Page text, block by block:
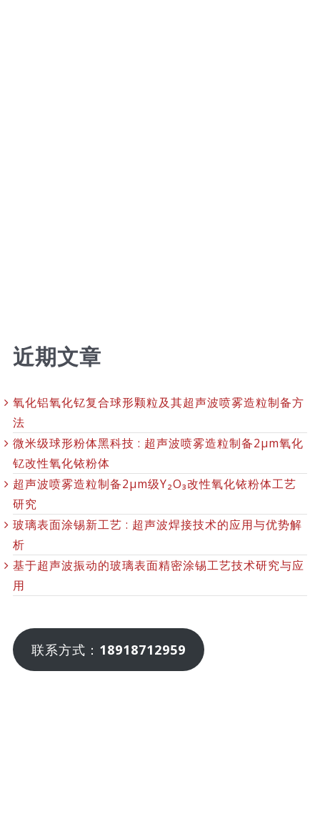
近期文章
氧化铝氧化钇复合球形颗粒及其超声波喷雾造粒制备方
法
微米级球形粉体黑科技 : 超声波喷雾造粒制备2μm氧化
钇改性氧化铱粉体
超声波喷雾造粒制备2μm级Y₂O₃改性氧化铱粉体工艺
研究
玻璃表面涂锡新工艺 : 超声波焊接技术的应用与优势解
析
基于超声波振动的玻璃表面精密涂锡工艺技术研究与应
用
联系方式： 18918712959